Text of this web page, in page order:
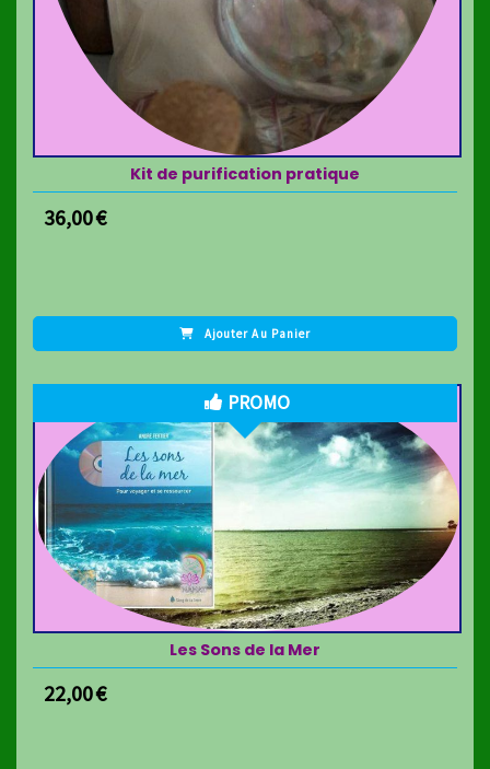
Kit de purification pratique
36,00€
Ajouter Au Panier
PROMO
Les Sons de la Mer
22,00€